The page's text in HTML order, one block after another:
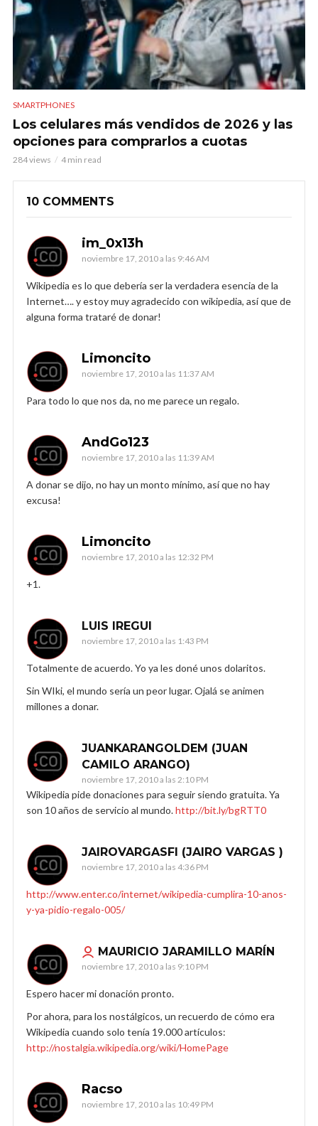
SMARTPHONES
Los celulares más vendidos de 2026 y las
opciones para comprarlos a cuotas
284 views 4 min read
10 COMMENTS
im_0x13h
noviembre 17, 2010 a las 9:46 AM
Wikipedia es lo que debería ser la verdadera esencia de la
Internet…. y estoy muy agradecido con wikipedia, así que de
alguna forma trataré de donar!
Limoncito
noviembre 17, 2010 a las 11:37 AM
Para todo lo que nos da, no me parece un regalo.
AndGo123
noviembre 17, 2010 a las 11:39 AM
A donar se dijo, no hay un monto mínimo, así que no hay
excusa!
Limoncito
noviembre 17, 2010 a las 12:32 PM
+1.
LUIS IREGUI
noviembre 17, 2010 a las 1:43 PM
Totalmente de acuerdo. Yo ya les doné unos dolaritos.
Sin WIki, el mundo sería un peor lugar. Ojalá se animen
millones a donar.
JUANKARANGOLDEM (JUAN
CAMILO ARANGO)
noviembre 17, 2010 a las 2:10 PM
Wikipedia pide donaciones para seguir siendo gratuita. Ya
son 10 años de servicio al mundo.http://bit.ly/bgRTT0
JAIROVARGASFI (JAIRO VARGAS )
noviembre 17, 2010 a las 4:36 PM
http://www.enter.co/internet/wikipedia-cumplira-10-anos-
y-ya-pidio-regalo-005/
MAURICIO JARAMILLO MARÍN
noviembre 17, 2010 a las 9:10 PM
Espero hacer mi donación pronto.
Por ahora, para los nostálgicos, un recuerdo de cómo era
Wikipedia cuando solo tenía 19.000 artículos:
http://nostalgia.wikipedia.org/wiki/HomePage
Racso
noviembre 17, 2010 a las 10:49 PM